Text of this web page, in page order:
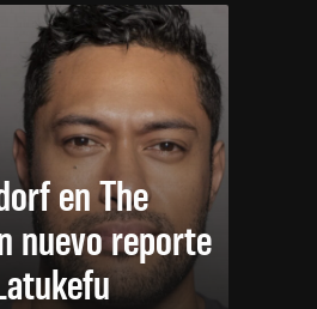
en The
nuevo reporte